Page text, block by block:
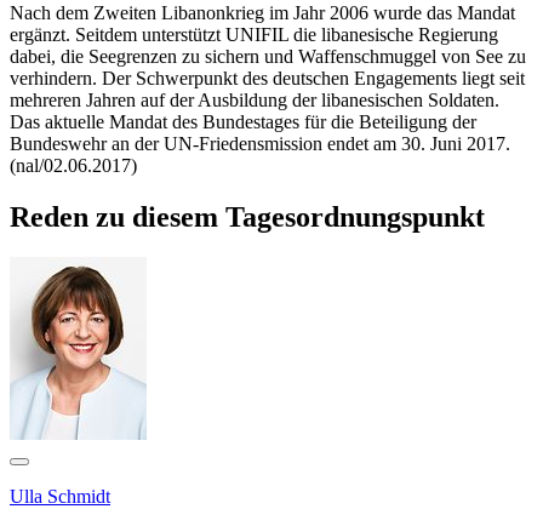
Nach dem Zweiten Libanonkrieg im Jahr 2006 wurde das Mandat
ergänzt. Seitdem unterstützt UNIFIL die libanesische Regierung
dabei, die Seegrenzen zu sichern und Waffenschmuggel von See zu
verhindern. Der Schwerpunkt des deutschen Engagements liegt seit
mehreren Jahren auf der Ausbildung der libanesischen Soldaten.
Das aktuelle Mandat des Bundestages für die Beteiligung der
Bundeswehr an der UN-Friedensmission endet am 30. Juni 2017.
(nal/02.06.2017)
Reden zu diesem Tagesordnungspunkt
Ulla Schmidt